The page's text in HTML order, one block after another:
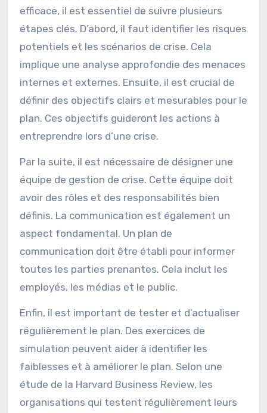
efficace, il est essentiel de suivre plusieurs
étapes clés. D’abord, il faut identifier les risques
potentiels et les scénarios de crise. Cela
implique une analyse approfondie des menaces
internes et externes. Ensuite, il est crucial de
définir des objectifs clairs et mesurables pour le
plan. Ces objectifs guideront les actions à
entreprendre lors d’une crise.
Par la suite, il est nécessaire de désigner une
équipe de gestion de crise. Cette équipe doit
avoir des rôles et des responsabilités bien
définis. La communication est également un
aspect fondamental. Un plan de
communication doit être établi pour informer
toutes les parties prenantes. Cela inclut les
employés, les médias et le public.
Enfin, il est important de tester et d’actualiser
régulièrement le plan. Des exercices de
simulation peuvent aider à identifier les
faiblesses et à améliorer le plan. Selon une
étude de la Harvard Business Review, les
organisations qui testent régulièrement leurs